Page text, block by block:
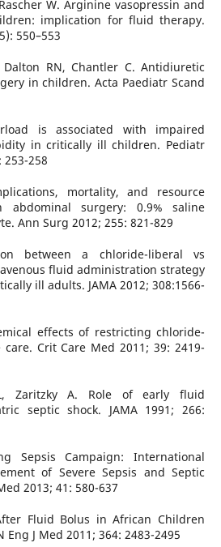
W. Arginine vasopressin and
implication for fluid therapy.
550–553
Dalton RN, Chantler C. Antidiuretic
in children. Acta Paediatr Scand
is associated with impaired
in critically ill children. Pediatr
253-258
mortality, and resource
abdominal surgery: 0.9% saline
Ann Surg 2012; 255: 821-829
between a chloride-liberal vs
fluid administration strategy
ill adults. JAMA 2012; 308:1566-
effects of restricting chloride-
Crit Care Med 2011; 39: 2419-
Zaritzky A. Role of early fluid
septic shock. JAMA 1991; 266:
Sepsis Campaign: International
of Severe Sepsis and Septic
2013; 41: 580-637
Fluid Bolus in African Children
J Med 2011; 364: 2483-2495